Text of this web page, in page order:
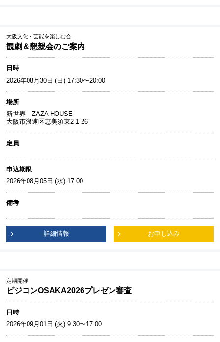
大阪文化・芸能を楽しむ会
観劇＆懇親会のご案内
日時
2026年08月30日 (日) 17:30〜20:00
場所
新世界 ZAZA HOUSE
大阪市浪速区恵美須東2-1-26
定員
申込期限
2026年08月05日 (水) 17:00
備考
詳細情報 お申し込み
定期開催
ビジコンOSAKA2026プレゼン審査
日時
2026年09月01日 (火) 9:30〜17:00